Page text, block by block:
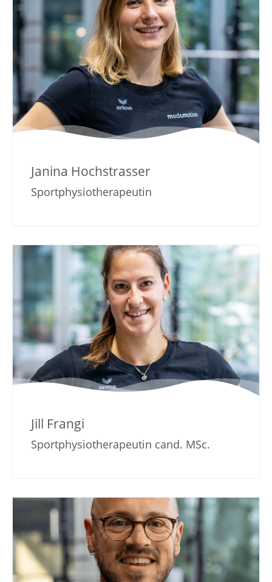
Janina Hochstrasser
Sportphysiotherapeutin
Jill Frangi
Sportphysiotherapeutin cand. MSc.